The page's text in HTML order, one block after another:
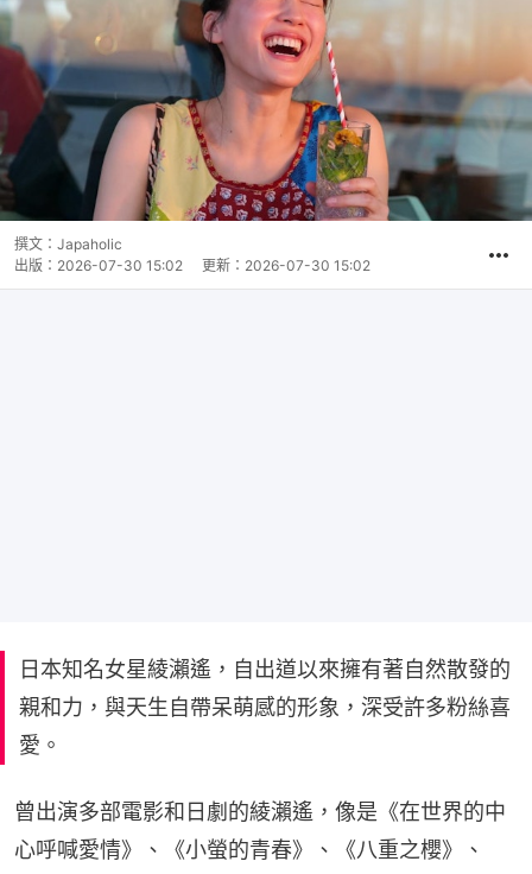
撰文： Japaholic
出版： 2026-07-30 15:02 更新： 2026-07-30 15:02
日本知名女星綾瀨遙，自出道以來擁有著自然散發的
親和力，與天生自帶呆萌感的形象，深受許多粉絲喜
愛。
曾出演多部電影和日劇的綾瀨遙，像是《在世界的中
心呼喊愛情》、《小螢的青春》、《八重之櫻》、